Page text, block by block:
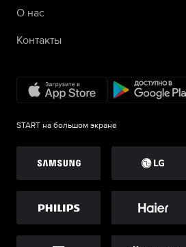
О нас
Контакты
START на большом экране